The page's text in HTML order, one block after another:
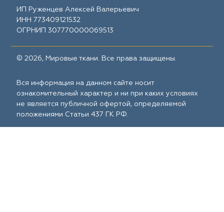
ИП Руженцев Алексей Валерьевич
ИНН 773409121532
ОГРНИП 307770000069513
© 2026, Мировые ткани. Все права защищены.
Вся информация на данном сайте носит
ознакомительный характер и ни при каких условиях
не является публичной офертой, определяемой
положениями Статьи 437 ГК РФ.